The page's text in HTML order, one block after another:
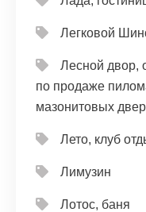
Легковой
Лесной двор,
по продаже
мазонитовых
Лето, клуб
Лимузин
Лотос, баня